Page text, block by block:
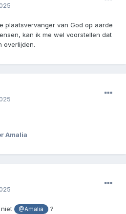
plaatsvervanger van God op aarde
kan ik me wel voorstellen dat
overlijden.
Amalia
@Amalia ?